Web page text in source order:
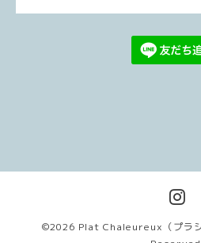
©2026 Plat Chaleureux（プラシ